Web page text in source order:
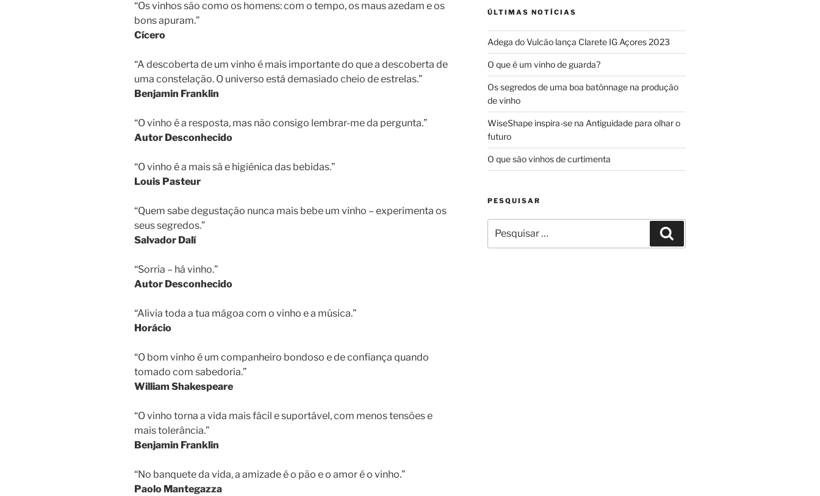
“Os vinhos são como os homens: com o tempo, os maus azedam e os
bons apuram.”
Cícero
“A descoberta de um vinho é mais importante do que a descoberta de
uma constelação. O universo está demasiado cheio de estrelas.”
Benjamin Franklin
“O vinho é a resposta, mas não consigo lembrar-me da pergunta.”
Autor Desconhecido
“O vinho é a mais sã e higiénica das bebidas.”
Louis Pasteur
“Quem sabe degustação nunca mais bebe um vinho – experimenta os
seus segredos.”
Salvador Dalí
“Sorria – há vinho.”
Autor Desconhecido
“Alivia toda a tua mágoa com o vinho e a música.”
Horácio
“O bom vinho é um companheiro bondoso e de confiança quando
tomado com sabedoria.”
William Shakespeare
“O vinho torna a vida mais fácil e suportável, com menos tensões e
mais tolerância.”
Benjamin Franklin
“No banquete da vida, a amizade é o pão e o amor é o vinho.”
Paolo Mantegazza
ÚLTIMAS NOTÍCIAS
Adega do Vulcão lança Clarete IG Açores 2023
O que é um vinho de guarda?
Os segredos de uma boa batônnage na produção
de vinho
WiseShape inspira-se na Antiguidade para olhar o
futuro
O que são vinhos de curtimenta
PESQUISAR
por: